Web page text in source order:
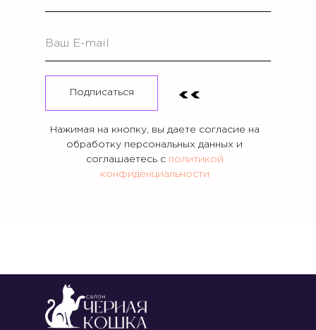
Ваш E-mail
Подписаться
Нажимая на кнопку, вы даете согласие на
обработку персональных данных и
соглашаетесь c политикой
конфиденциальности